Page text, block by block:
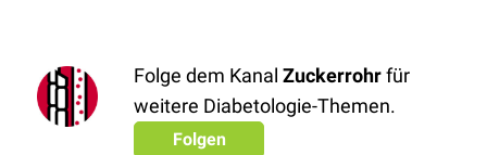
Folge dem Kanal Zuckerrohrfür
weitere Diabetologie-Themen.
Folgen